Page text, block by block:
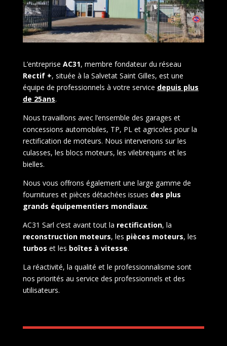
L’entreprise AC31, membre fondateur du réseau
Rectif +, située à la Salvetat Saint Gilles, est une
équipe de professionnels à votre service depuis plus
de 25ans.
Nous travaillons avec l’ensemble des garages et
concessions automobiles, TP, PL et agricoles pour la
rectification de moteurs. Nous intervenons sur les
culasses, les blocs moteurs, les vilebrequins et les
bielles.
Nous vous offrons également une large gamme de
fournitures et pièces détachées issues des plus
grands équipementiers mondiaux.
AC31 Sarl c’est avant tout la rectification, la
reconstruction moteurs, les pièces moteurs, les
turbos et les boîtes à vitesse.
La réactivité, la qualité et le professionnalisme sont
nos priorités au service des professionnels et des
utilisateurs.